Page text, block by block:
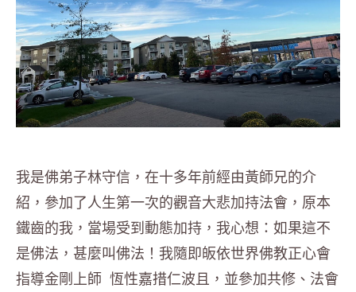
我是佛弟子林守信，在十多年前經由黃師兄的介
紹，參加了人生第一次的觀音大悲加持法會，原本
鐵齒的我，當場受到動態加持，我心想：如果這不
是佛法，甚麼叫佛法！我隨即皈依世界佛教正心會
指導金剛上師 恆性嘉措仁波且，並參加共修、法會